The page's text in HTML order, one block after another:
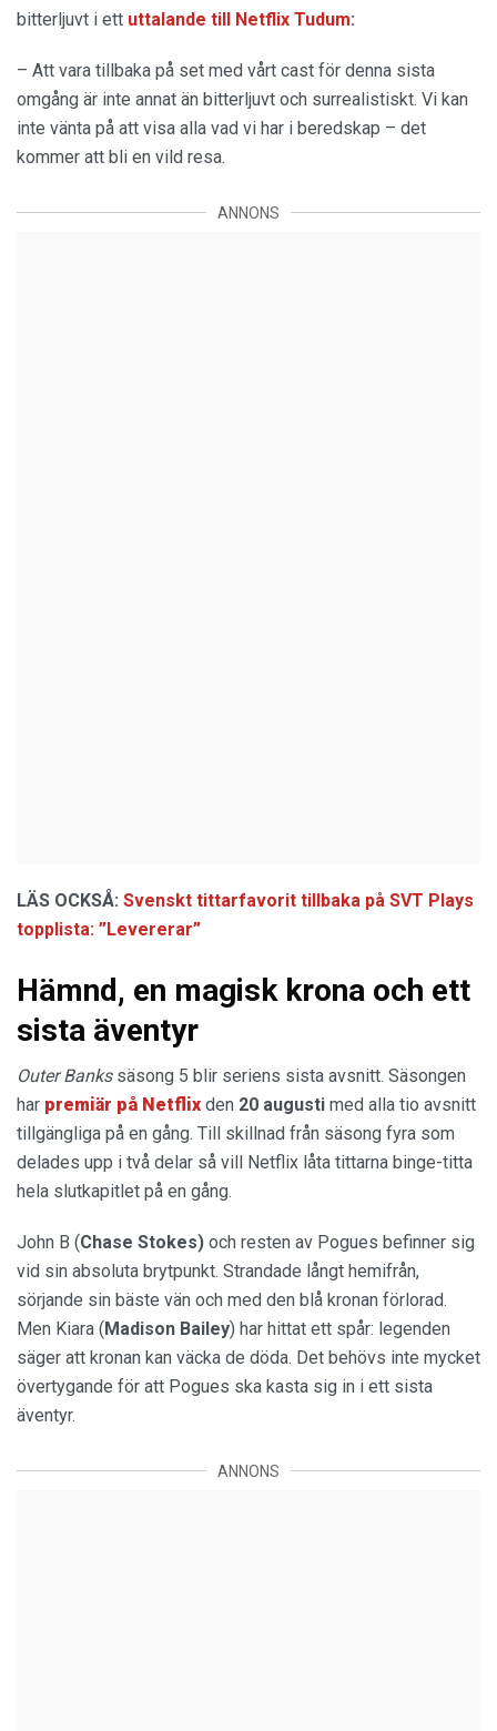
bitterljuvt i ett uttalande till Netflix Tudum:
– Att vara tillbaka på set med vårt cast för denna sista
omgång är inte annat än bitterljuvt och surrealistiskt. Vi kan
inte vänta på att visa alla vad vi har i beredskap – det
kommer att bli en vild resa.
ANNONS
LÄS OCKSÅ: Svenskt tittarfavorit tillbaka på SVT Plays
topplista: ”Levererar”
Hämnd, en magisk krona och ett
sista äventyr
Outer Bankssäsong 5 blir seriens sista avsnitt. Säsongen
har premiär på Netflix den 20 augusti med alla tio avsnitt
tillgängliga på en gång. Till skillnad från säsong fyra som
delades upp i två delar så vill Netflix låta tittarna binge-titta
hela slutkapitlet på en gång.
John B (Chase Stokes) och resten av Pogues befinner sig
vid sin absoluta brytpunkt. Strandade långt hemifrån,
sörjande sin bäste vän och med den blå kronan förlorad.
Men Kiara (Madison Bailey) har hittat ett spår: legenden
säger att kronan kan väcka de döda. Det behövs inte mycket
övertygande för att Pogues ska kasta sig in i ett sista
äventyr.
ANNONS